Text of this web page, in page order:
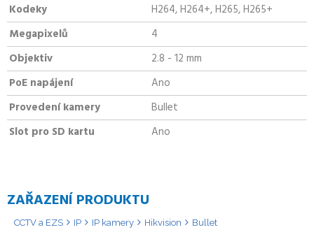
Kodeky
H264, H264+, H265, H265+
Megapixelů
4
Objektiv
2.8 - 12 mm
PoE napájení
Ano
Provedení kamery
Bullet
Slot pro SD kartu
Ano
ZAŘAZENÍ PRODUKTU
CCTV a EZS IP IP kamery Hikvision Bullet